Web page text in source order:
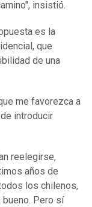
insistió.
es la
que
de una
me favorezca a
introducir
reelegirse,
años de
los chilenos,
Pero sí